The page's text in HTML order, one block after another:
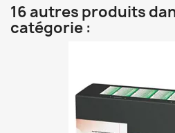
16 autres produits
catégorie :